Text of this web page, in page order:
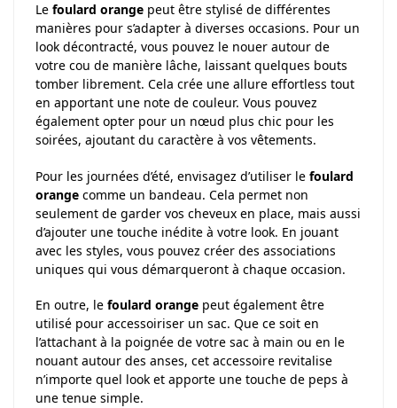
Le foulard orange peut être stylisé de différentes
manières pour s’adapter à diverses occasions. Pour un
look décontracté, vous pouvez le nouer autour de
votre cou de manière lâche, laissant quelques bouts
tomber librement. Cela crée une allure effortless tout
en apportant une note de couleur. Vous pouvez
également opter pour un nœud plus chic pour les
soirées, ajoutant du caractère à vos vêtements.
Pour les journées d’été, envisagez d’utiliser le foulard
orange comme un bandeau. Cela permet non
seulement de garder vos cheveux en place, mais aussi
d’ajouter une touche inédite à votre look. En jouant
avec les styles, vous pouvez créer des associations
uniques qui vous démarqueront à chaque occasion.
En outre, le foulard orange peut également être
utilisé pour accessoiriser un sac. Que ce soit en
l’attachant à la poignée de votre sac à main ou en le
nouant autour des anses, cet accessoire revitalise
n’importe quel look et apporte une touche de peps à
une tenue simple.